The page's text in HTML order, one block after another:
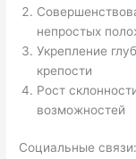
непростых
Укрепление
крепости
Рост
возможностей
Социальные